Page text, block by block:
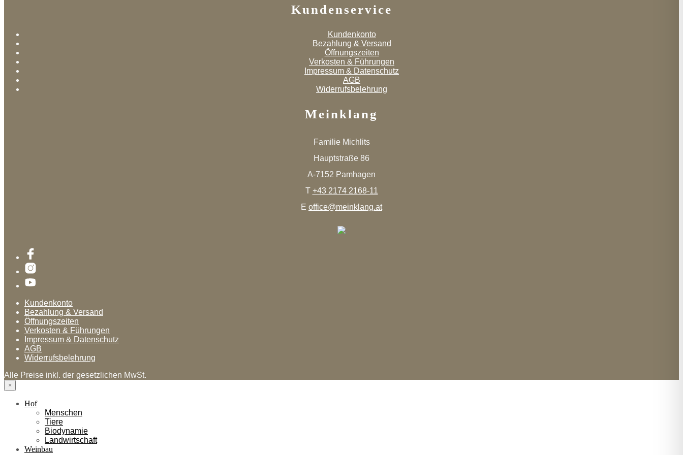
Kundenservice
Kundenkonto
Bezahlung & Versand
Öffnungszeiten
Verkosten & Führungen
Impressum & Datenschutz
AGB
Widerrufsbelehrung
Meinklang
Familie Michlits
Hauptstraße 86
A-7152 Pamhagen
T +43 2174 2168-11
E office@meinklang.at
Kundenkonto
Bezahlung & Versand
Öffnungszeiten
Verkosten & Führungen
Impressum & Datenschutz
AGB
Widerrufsbelehrung
Alle Preise inkl. der gesetzlichen MwSt.
×
Hof
Menschen
Tiere
Biodynamie
Landwirtschaft
Weinbau